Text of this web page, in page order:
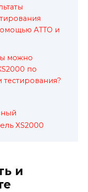
ATTO и
можно
по
тестирования?
XS2000
и